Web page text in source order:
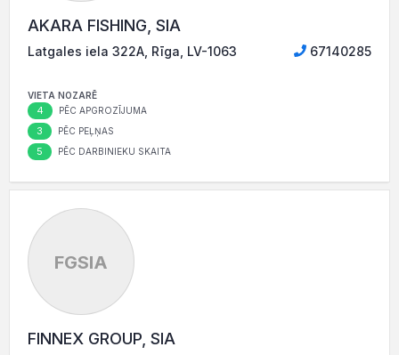
AKARA FISHING, SIA
Latgales iela 322A, Rīga, LV-1063 67140285
VIETA NOZARĒ
4 PĒC APGROZĪJUMA
3 PĒC PEĻŅAS
5 PĒC DARBINIEKU SKAITA
FGSIA
FINNEX GROUP, SIA